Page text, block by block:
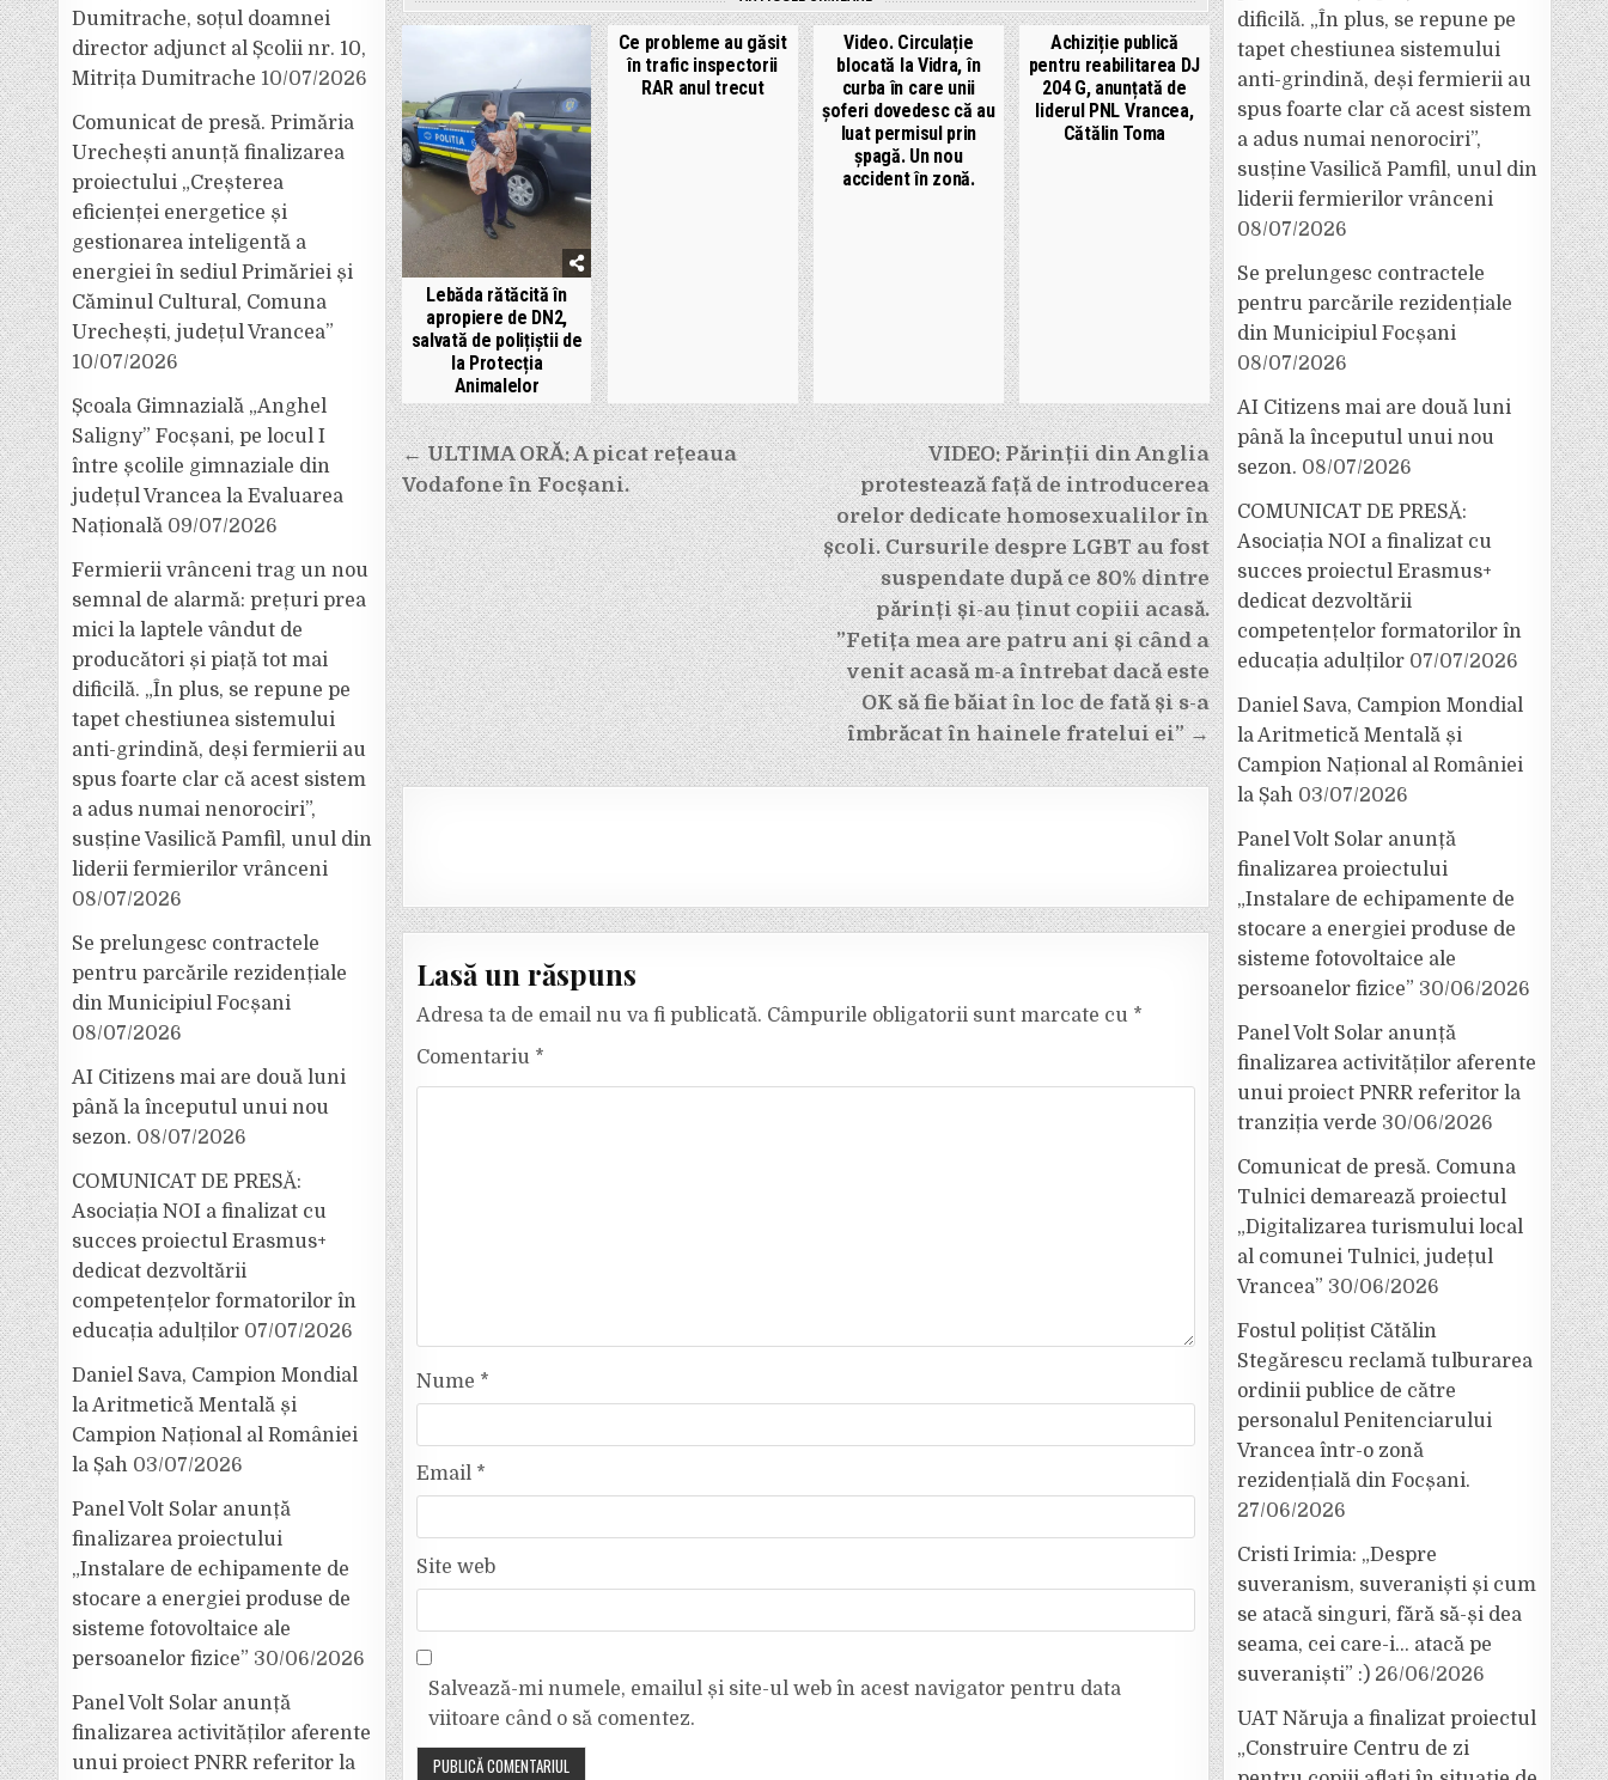
Lebăda rătăcită în
apropiere de DN2,
salvată de polițiștii de
la Protecția
Animalelor
Ce probleme au găsit
în trafic inspectorii
RAR anul trecut
Video. Circulație
blocată la Vidra, în
curba în care unii
șoferi dovedesc că au
luat permisul prin
șpagă. Un nou
accident în zonă.
Achiziție publică
pentru reabilitarea DJ
204 G, anunțată de
liderul PNL Vrancea,
Cătălin Toma
Navigare
în
articole
VIDEO: Părinții din Anglia
protestează față de introducerea
orelor dedicate homosexualilor în
școli. Cursurile despre LGBT au fost
suspendate după ce 80% dintre
părinți și-au ținut copiii acasă.
”Fetița mea are patru ani și când a
venit acasă m-a întrebat dacă este
OK să fie băiat în loc de fată și s-a
îmbrăcat în hainele fratelui ei” →
← ULTIMA ORĂ: A picat rețeaua
Vodafone în Focșani.
Lasă un răspuns
Adresa ta de email nu va fi publicată. Câmpurile obligatorii sunt marcate cu *
Comentariu *
Nume *
Email *
Site web
Salvează-mi numele, emailul și site-ul web în acest navigator pentru data
viitoare când o să comentez.
Dumitrache, soțul doamnei
director adjunct al Școlii nr. 10,
Mitrița Dumitrache 10/07/2026
Comunicat de presă. Primăria
Urechești anunță finalizarea
proiectului „Creșterea
eficienței energetice și
gestionarea inteligentă a
energiei în sediul Primăriei și
Căminul Cultural, Comuna
Urechești, județul Vrancea”
10/07/2026
Școala Gimnazială „Anghel
Saligny” Focșani, pe locul I
între școlile gimnaziale din
județul Vrancea la Evaluarea
Națională 09/07/2026
Fermierii vrânceni trag un nou
semnal de alarmă: prețuri prea
mici la laptele vândut de
producători și piață tot mai
dificilă. „În plus, se repune pe
tapet chestiunea sistemului
anti-grindină, deși fermierii au
spus foarte clar că acest sistem
a adus numai nenorociri”,
susține Vasilică Pamfil, unul din
liderii fermierilor vrânceni
08/07/2026
Se prelungesc contractele
pentru parcările rezidențiale
din Municipiul Focșani
08/07/2026
AI Citizens mai are două luni
până la începutul unui nou
sezon. 08/07/2026
COMUNICAT DE PRESĂ:
Asociația NOI a finalizat cu
succes proiectul Erasmus+
dedicat dezvoltării
competențelor formatorilor în
educația adulților 07/07/2026
Daniel Sava, Campion Mondial
la Aritmetică Mentală și
Campion Național al României
la Șah 03/07/2026
Panel Volt Solar anunță
finalizarea proiectului
„Instalare de echipamente de
stocare a energiei produse de
sisteme fotovoltaice ale
persoanelor fizice” 30/06/2026
Panel Volt Solar anunță
finalizarea activităților aferente
unui proiect PNRR referitor la
dificilă. „În plus, se repune pe
tapet chestiunea sistemului
anti-grindină, deși fermierii au
spus foarte clar că acest sistem
a adus numai nenorociri”,
susține Vasilică Pamfil, unul din
liderii fermierilor vrânceni
08/07/2026
Se prelungesc contractele
pentru parcările rezidențiale
din Municipiul Focșani
08/07/2026
AI Citizens mai are două luni
până la începutul unui nou
sezon. 08/07/2026
COMUNICAT DE PRESĂ:
Asociația NOI a finalizat cu
succes proiectul Erasmus+
dedicat dezvoltării
competențelor formatorilor în
educația adulților 07/07/2026
Daniel Sava, Campion Mondial
la Aritmetică Mentală și
Campion Național al României
la Șah 03/07/2026
Panel Volt Solar anunță
finalizarea proiectului
„Instalare de echipamente de
stocare a energiei produse de
sisteme fotovoltaice ale
persoanelor fizice” 30/06/2026
Panel Volt Solar anunță
finalizarea activităților aferente
unui proiect PNRR referitor la
tranziția verde 30/06/2026
Comunicat de presă. Comuna
Tulnici demarează proiectul
„Digitalizarea turismului local
al comunei Tulnici, județul
Vrancea” 30/06/2026
Fostul polițist Cătălin
Stegărescu reclamă tulburarea
ordinii publice de către
personalul Penitenciarului
Vrancea într-o zonă
rezidențială din Focșani.
27/06/2026
Cristi Irimia: „Despre
suveranism, suveraniști și cum
se atacă singuri, fără să-și dea
seama, cei care-i… atacă pe
suveraniști” :) 26/06/2026
UAT Năruja a finalizat proiectul
„Construire Centru de zi